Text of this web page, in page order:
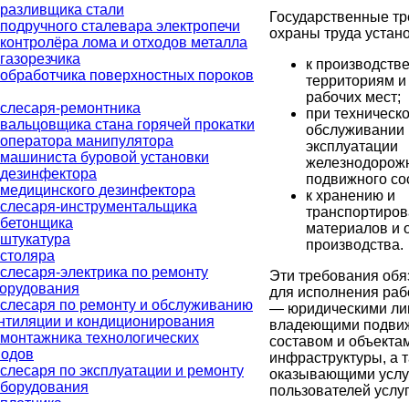
стали
сталевара электропечи
лома и отходов металла
поверхностных пороков
ремонтника
стана горячей прокатки
манипулятора
буровой установки
дезинфектора
инструментальщика
электрика по ремонту
по ремонту и обслуживанию
и кондиционирования
технологических
по эксплуатации и ремонту
Государственные
охраны труда
к
территориям
рабочих мест;
при
обслуживании
эксплуатации
подвижного
к хранению и
материалов и
производства.
Эти требования
для исполнения
— юридическими
владеющими
составом и
инфраструктуры, а
оказывающими
пользователей услуг